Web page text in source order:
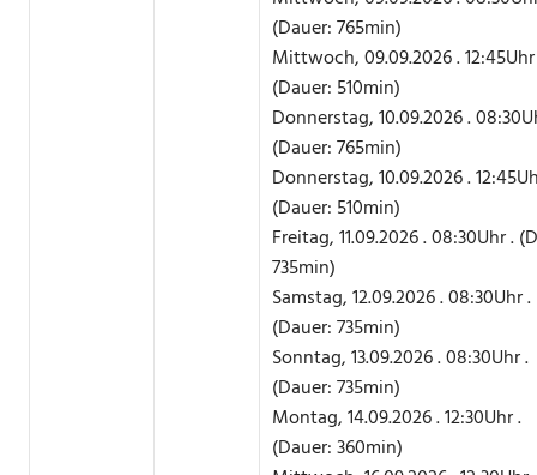
(Dauer: 765min)
Mittwoch, 09.09.2026 .
(Dauer: 510min)
Donnerstag, 10.09.2026 .
(Dauer: 765min)
Donnerstag, 10.09.2026 .
(Dauer: 510min)
Freitag, 11.09.2026 . 08:30Uhr .
735min)
Samstag, 12.09.2026 . 08:30Uhr .
(Dauer: 735min)
Sonntag, 13.09.2026 . 08:30Uhr .
(Dauer: 735min)
Montag, 14.09.2026 . 12:30Uhr .
(Dauer: 360min)